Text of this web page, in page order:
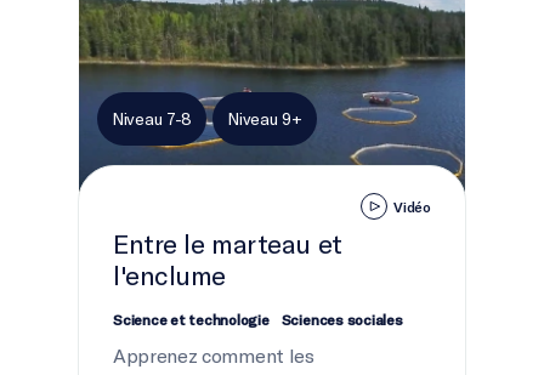
Niveau 7-8 Niveau 9+
Vidéo
Entre le marteau et
l'enclume
Science et technologie Sciences sociales
Apprenez comment les